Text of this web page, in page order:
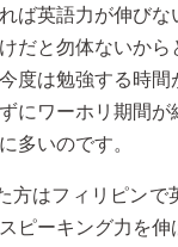
ば英語力が伸びな
だと勿体ないか
度は勉強する時
にワーホリ期間が
多いのです。
方はフィリピンで
ピーキング力を伸